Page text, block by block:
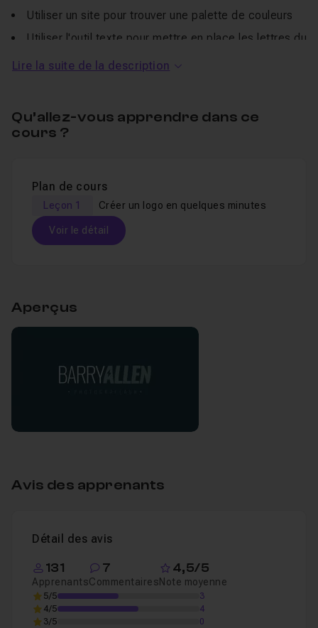
Utiliser un site pour trouver une palette de couleurs
Utiliser l'outil texte pour mettre en place les lettres du
Ajouter une baseline pour annoncer clairement
l'activité de la personne
Simuler la distorsion optique avec l'effet de dilatation
Créer un éclair avec l'outil plume
Soustraire une forme avec l'outil pathfinder
visionnage de la vidéo.
Lire la suite de la description
Qu’allez-vous apprendre dans ce
cours ?
Plan de cours
Leçon 1 Créer un logo en quelques minutes
Voir le détail
Aperçus
Avis des apprenants
Détail des avis
131
Apprenants
7
Commentaires
4,5/5
Note moyenne
5/5
3
4/5
4
3/5
0